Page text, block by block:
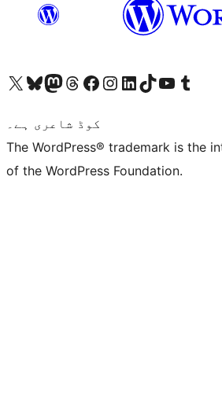
Visit our X (formerly Twitter) account
ہمارے بلیواسکائی اکاؤنٹ پر جائیں
Visit our Mastodon account
ہمارے ٹھریڈز اکاؤنٹ پر جائیں
Visit our Facebook page
Visit our Instagram account
Visit our LinkedIn account
ہمارے ٹک ٹاک اکاؤنٹ پر جائیں
Visit our YouTube channel
ہمارے ٹمبلر اکاؤنٹ پر جائیں
کوڈ شاعری ہے۔
The WordPress® trademark is the
of the WordPress Foundation.